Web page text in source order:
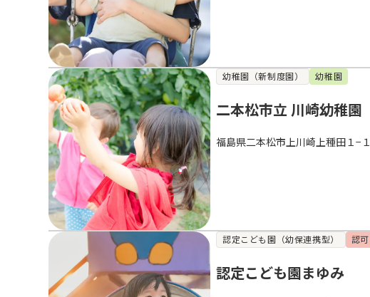
幼稚園（新制度園） 幼稚園
二本松市立 川崎幼稚園
福島県二本松市上川崎上種田１−１
認定こども園（幼保連携型） 認可
認定こども園まゆみ